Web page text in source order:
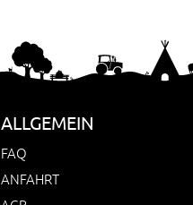
ALLGEMEIN
FAQ
ANFAHRT